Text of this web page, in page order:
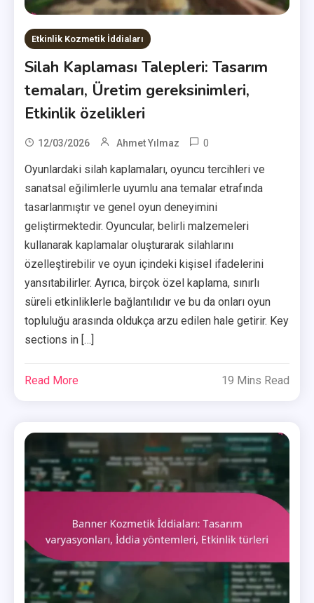
Etkinlik Kozmetik İddiaları
Silah Kaplaması Talepleri: Tasarım
temaları, Üretim gereksinimleri,
Etkinlik özelikleri
12/03/2026 Ahmet Yılmaz 0
Oyunlardaki silah kaplamaları, oyuncu tercihleri ve
sanatsal eğilimlerle uyumlu ana temalar etrafında
tasarlanmıştır ve genel oyun deneyimini
geliştirmektedir. Oyuncular, belirli malzemeleri
kullanarak kaplamalar oluşturarak silahlarını
özelleştirebilir ve oyun içindeki kişisel ifadelerini
yansıtabilirler. Ayrıca, birçok özel kaplama, sınırlı
süreli etkinliklerle bağlantılıdır ve bu da onları oyun
topluluğu arasında oldukça arzu edilen hale getirir. Key
sections in […]
Read More 19 Mins Read